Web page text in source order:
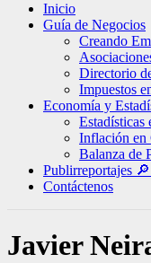
Inicio
Guía de Negocios
Creando
Directorio
Impuestos
Economía y
Inflación en
Balanza de
Publirreportajes
Contáctenos
Javier